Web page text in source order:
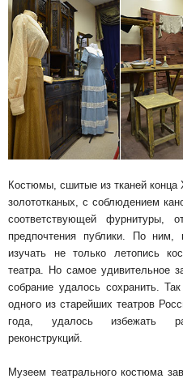
Костюмы, сшитые из тканей
золототканых, с соблюдением
соответствующей фурнитуры,
предпочтения публики. По ним,
изучать не только летопись
театра. Но самое удивительное
собрание удалось сохранить.
одного из старейших театров
года, удалось избежать
реконструкций.
Музеем театрального костюма